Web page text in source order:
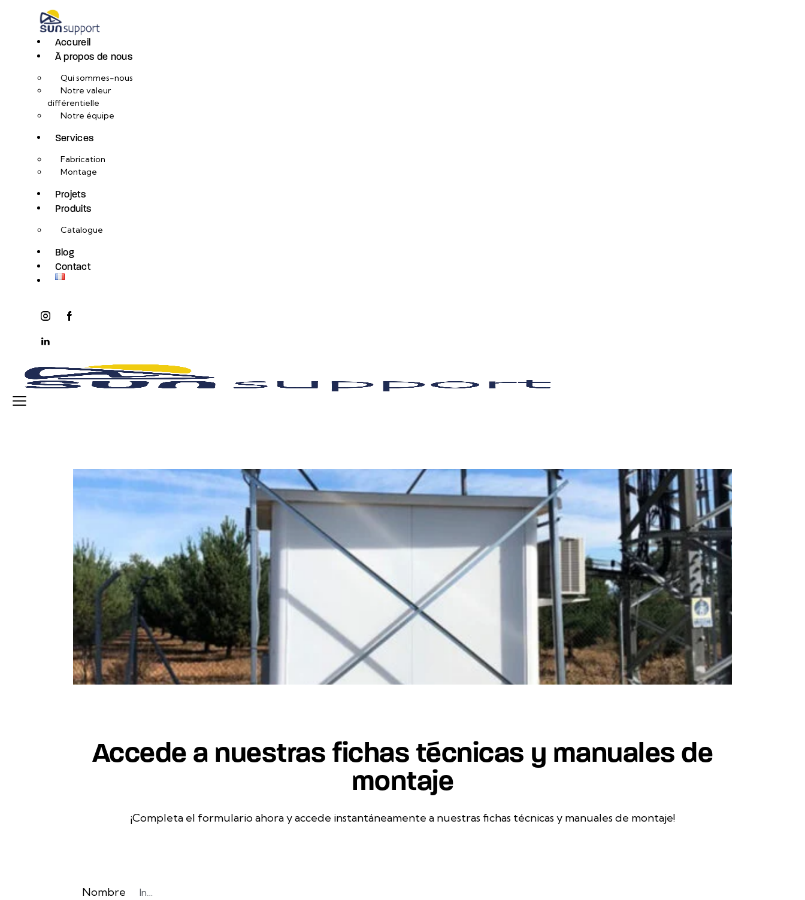
Accureil
À propos de nous
Qui sommes-nous
Notre valeur
différentielle
Notre équipe
Services
Fabrication
Montage
Projets
Produits
Catalogue
Blog
Contact
instagramfacebook-
linkedin
Accede a nuestras fichas técnicas y manuales de
montaje
¡Completa el formulario ahora y accede instantáneamente a nuestras fichas técnicas y manuales de montaje!
Nombre